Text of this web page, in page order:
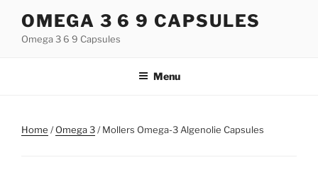
inhoud
OMEGA 3 6 9 CAPSULES
Omega 3 6 9 Capsules
Menu
Home /Omega 3/ Mollers Omega-3 Algenolie Capsules